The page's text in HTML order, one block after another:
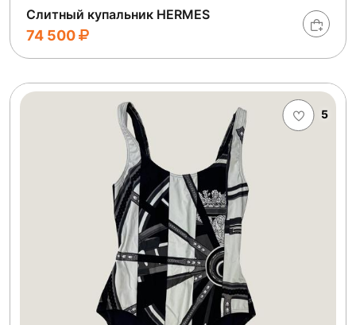
Слитный купальник HERMES
74 500
5